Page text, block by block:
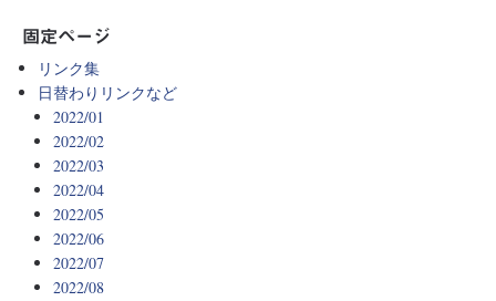
固定ページ
リンク集
日替わりリンクなど
2022/01
2022/02
2022/03
2022/04
2022/05
2022/06
2022/07
2022/08